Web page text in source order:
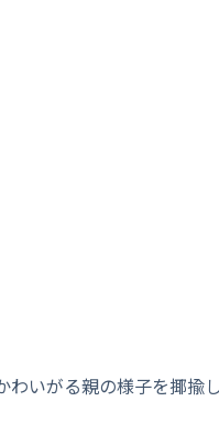
いがる親の様子を揶揄